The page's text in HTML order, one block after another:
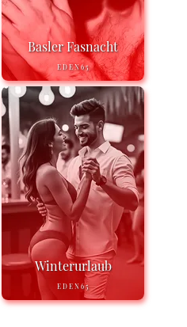
Basler Fasnacht
EDEN65
Winterurlaub
EDEN65